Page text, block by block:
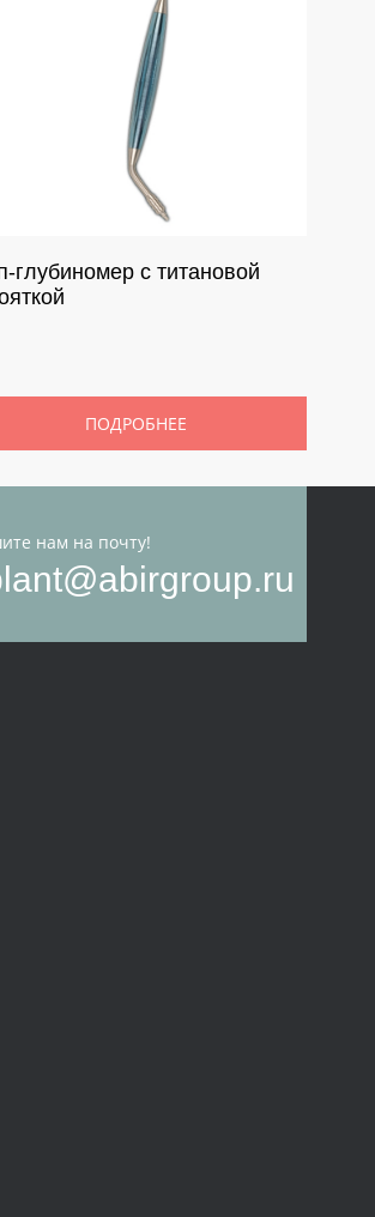
глубиномер с титановой
ПОДРОБНЕЕ
нам на почту!
имплантологов
нагрузка. Создание
форум и выставка «ДЕНТАЛ САЛОН
по имплантологии.